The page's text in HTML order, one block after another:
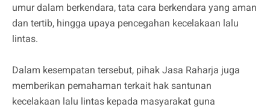
umur dalam berkendara, tata cara berkendara yang aman
dan tertib, hingga upaya pencegahan kecelakaan lalu
lintas.
Dalam kesempatan tersebut, pihak Jasa Raharja juga
memberikan pemahaman terkait hak santunan
kecelakaan lalu lintas kepada masyarakat guna